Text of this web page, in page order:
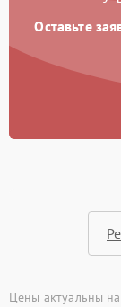
Оставьте
Цены актуальны